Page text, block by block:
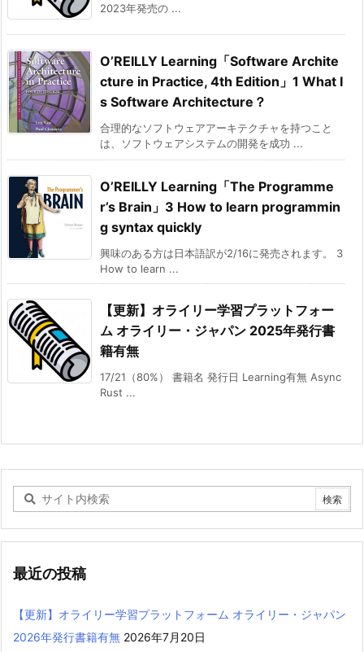
2023年発売の ...
O’REILLY Learning「Software Archite
cture in Practice, 4th Edition」1 What I
s Software Architecture？
合理的なソフトウェアアーキテクチャを持つこと
は、ソフトウェアシステムの開発を成功 ...
O’REILLY Learning「The Programme
r’s Brain」3 How to learn programmin
g syntax quickly
興味のある方は日本語訳が2/16に発売されます。 3
How to learn ...
【更新】オライリー学習プラットフォー
ム オライリー・ジャパン 2025年発行書
籍有無
17/21（80%） 書籍名 発行日 Learning有無 Async
Rust ...
最近の投稿
【更新】オライリー学習プラットフォーム オライリー・ジャパン
2026年発行書籍有無 2026年7月20日